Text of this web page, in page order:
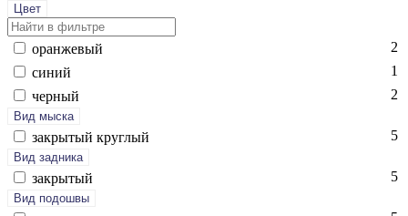
Цвет
оран­же­вый
2
си­ний
1
чер­ный
2
Вид мыска
зак­ры­тый круг­лый 5
Вид задника
зак­ры­тый 5
Вид подошвы